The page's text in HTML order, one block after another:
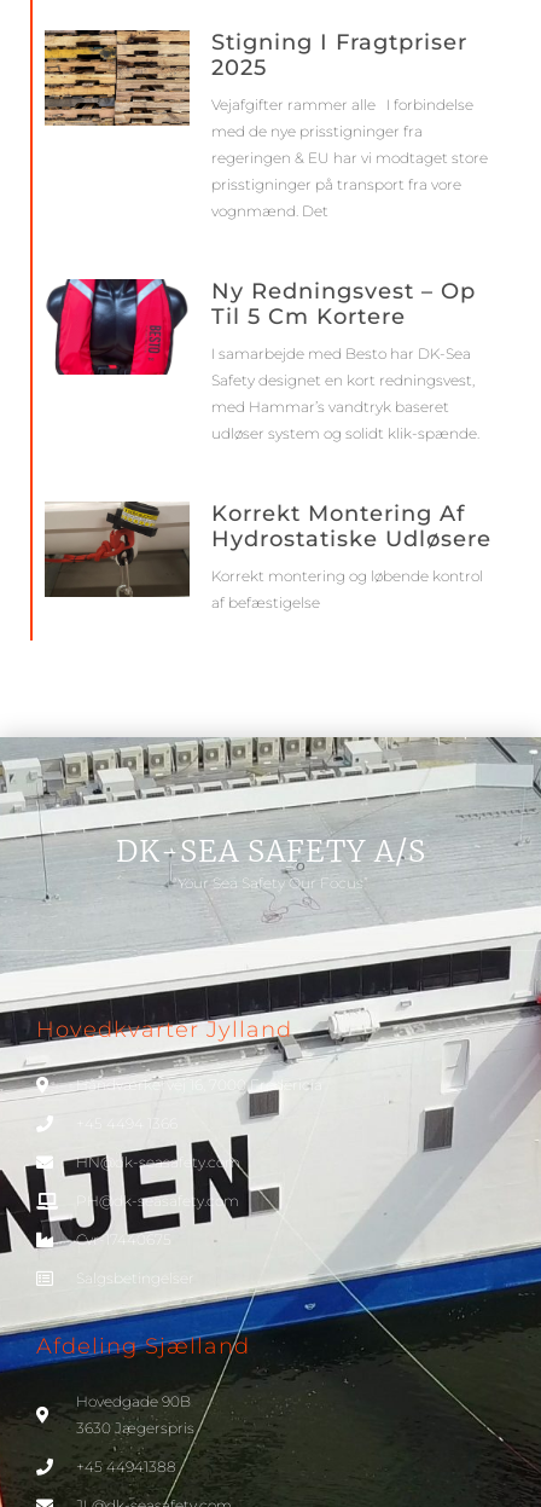
Stigning I Fragtpriser
2025
Vejafgifter rammer alle I forbindelse
med de nye prisstigninger fra
regeringen & EU har vi modtaget store
prisstigninger på transport fra vore
vognmænd. Det
Ny Redningsvest – Op
Til 5 Cm Kortere
I samarbejde med Besto har DK-Sea
Safety designet en kort redningsvest,
med Hammar’s vandtryk baseret
udløser system og solidt klik-spænde.
Korrekt Montering Af
Hydrostatiske Udløsere
Korrekt montering og løbende kontrol
af befæstigelse
DK-SEA SAFETY A/S
“Your Sea Safety Our Focus”
Hovedkvarter Jylland
Håndværkervej 16, 7000 Fredericia
+45 4494 1366
HN@dk-seasafety.com
PH@dk-seasafety.com
Cvr-17440675
Salgsbetingelser
Afdeling Sjælland
Hovedgade 90B
3630 Jægerspris
+45 44941388